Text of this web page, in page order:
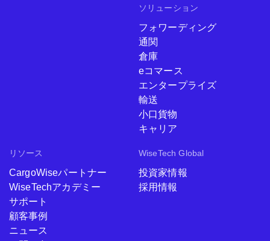
ソリューション
フォワーディング
通関
倉庫
eコマース
エンタープライズ
輸送
小口貨物
キャリア
リソース
CargoWiseパートナー
WiseTechアカデミー
サポート
顧客事例
ニュース
WiseTech Global
投資家情報
採用情報